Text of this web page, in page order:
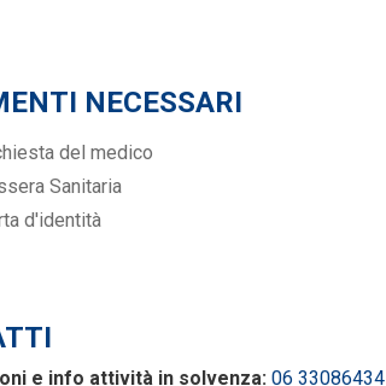
NECESSARI
del medico
Sanitaria
d'identità
e info attività in solvenza: 06 33086434